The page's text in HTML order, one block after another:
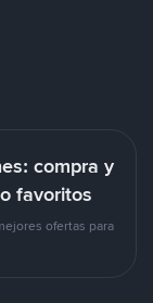
compra y
favoritos
ofertas para